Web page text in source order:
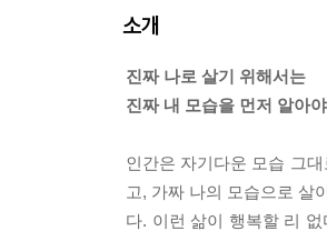
소개
진짜 나로 살기 위해서는
진짜 내 모습을 먼저 알아
인간은 자기다운 모습 그
고, 가짜 나의 모습으로 살
다. 이런 삶이 행복할 리